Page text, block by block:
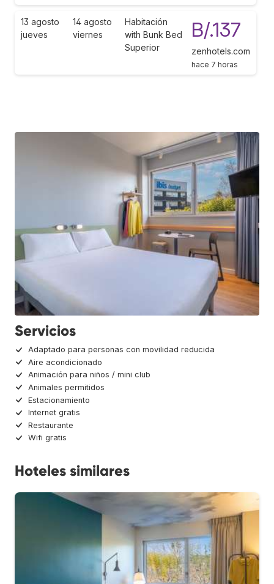
13 agosto
jueves
14 agosto
viernes
Habitación
with Bunk Bed
Superior
B/.137
zenhotels.com
hace 7 horas
Servicios
Adaptado para personas con movilidad reducida
Aire acondicionado
Animación para niños / mini club
Animales permitidos
Estacionamiento
Internet gratis
Restaurante
Wifi gratis
Hoteles similares